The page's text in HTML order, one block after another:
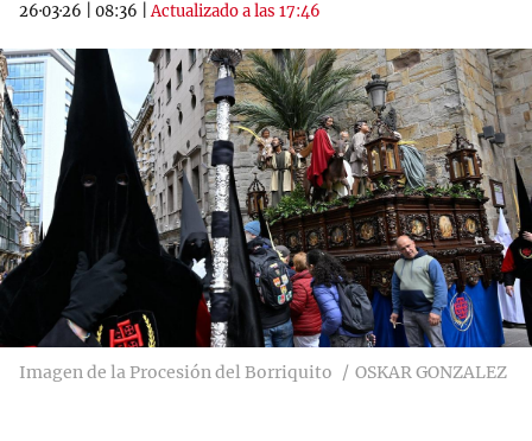
26·03·26
08:36 |Actualizado a las 17:46
Imagen de la Procesión del Borriquito OSKAR GONZALEZ